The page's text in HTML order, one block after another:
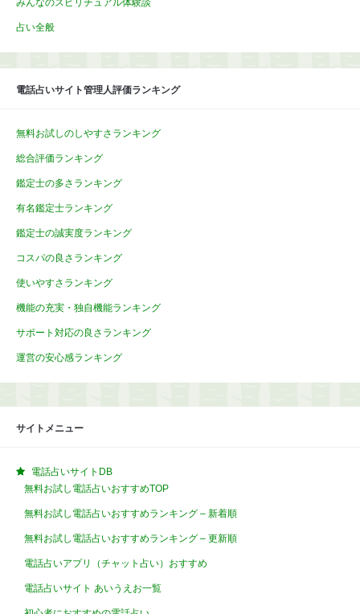
みんなのスピリチュアル体験談
占い全般
電話占いサイト管理人評価ランキング
無料お試しのしやすさランキング
総合評価ランキング
鑑定士の多さランキング
有名鑑定士ランキング
鑑定士の誠実度ランキング
コスパの良さランキング
使いやすさランキング
機能の充実・独自機能ランキング
サポート対応の良さランキング
運営の安心感ランキング
サイトメニュー
電話占いサイトDB
無料お試し電話占いおすすめTOP
無料お試し電話占いおすすめランキング – 新着順
無料お試し電話占いおすすめランキング – 更新順
電話占いアプリ（チャット占い）おすすめ
電話占いサイト あいうえお一覧